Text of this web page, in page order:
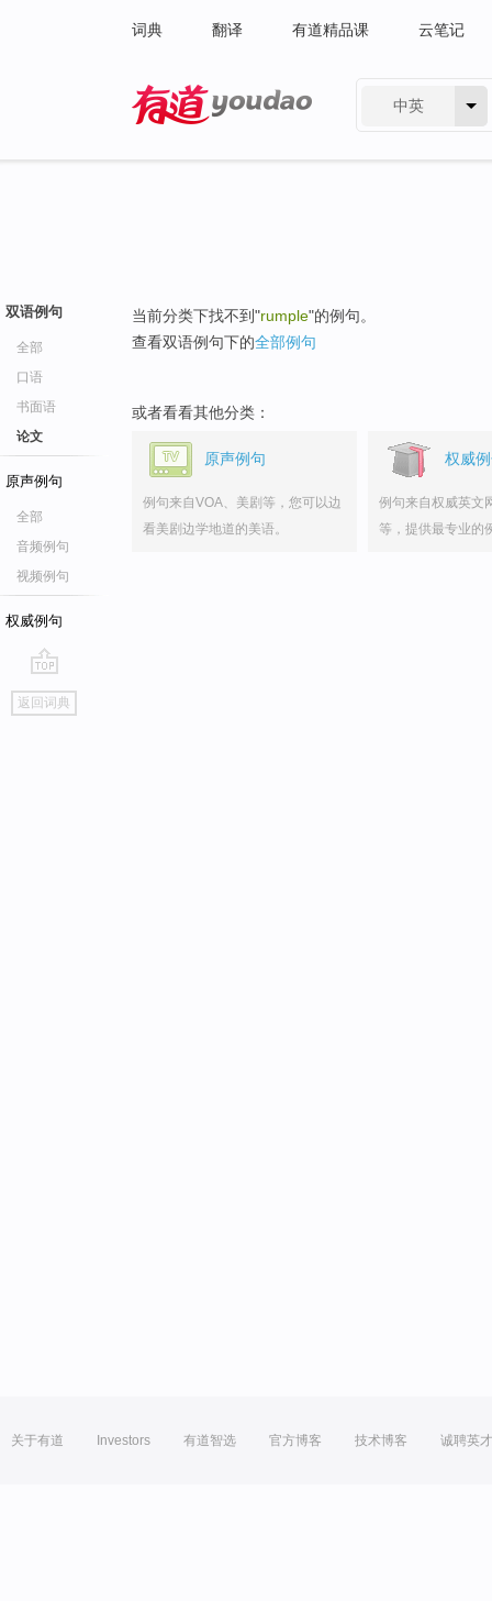
词典 翻译 有道精品课 云笔记
中英
双语例句
全部
口语
书面语
论文
原声例句
全部
音频例句
视频例句
权威例句
go
top
返回词典
当前分类下找不到"rumple"的例句。
查看双语例句下的全部例句
或者看看其他分类：
原声例句
例句来自VOA、美剧等，您可以边
看美剧边学地道的美语。
权威
例句来自权威英文
等，提供最专业的
关于有道 Investors 有道智选 官方博客 技术博客 诚聘英才